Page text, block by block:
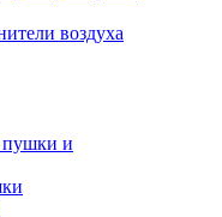
воздуха
пушки и